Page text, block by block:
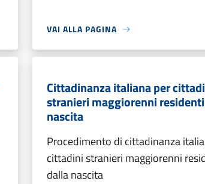
VAI ALLA PAGINA
Cittadinanza italiana per
stranieri maggiorenni
nascita
Procedimento di cittadinanza
cittadini stranieri maggiorenni
dalla nascita